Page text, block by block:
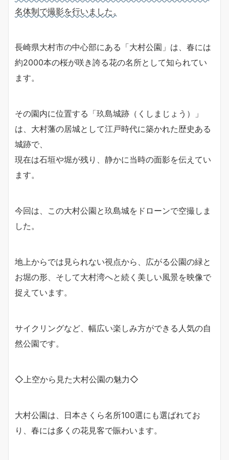
名体制で撮影を行いました。
長崎県大村市の中心部にある「大村公園」は、春には
約2000本の桜が咲き誇る花の名所として知られてい
ます。
その園内に位置する「玖島城跡（くしまじょう）」
は、大村藩の居城として江戸時代に築かれた歴史ある
城跡で、
現在は石垣や堀が残り、静かに当時の面影を伝えてい
ます。
今回は、この大村公園と玖島城をドローンで空撮しま
した。
地上からでは見られない視点から、広がる公園の緑と
お堀の形、そして大村湾へと続く美しい風景を映像で
捉えています。
サイクリングなど、幅広い楽しみ方ができる人気の自
然公園です。
◇上空から見た大村公園の魅力◇
大村公園は、日本さくら名所100選にも選ばれてお
り、春には多くの花見客で賑わいます。